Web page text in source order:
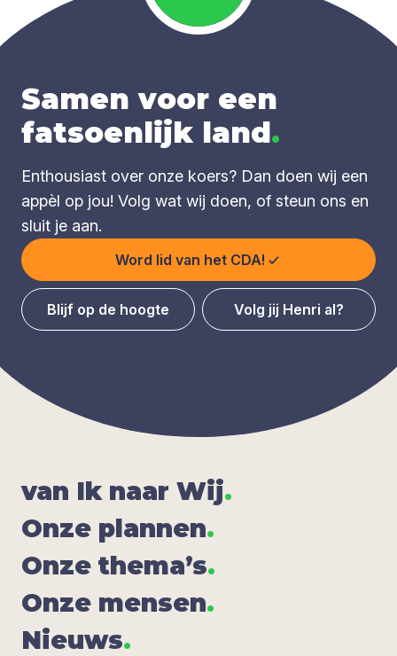
Samen voor een
fatsoenlijk land.
Enthousiast over onze koers? Dan doen wij een
appèl op jou! Volg wat wij doen, of steun ons en
sluit je aan.
Word lid van het CDA!
Blijf op de hoogte Volg jij Henri al?
van Ik naar Wij.
Onze plan­nen.
Onze the­ma’s.
Onze men­sen.
Nieuws.